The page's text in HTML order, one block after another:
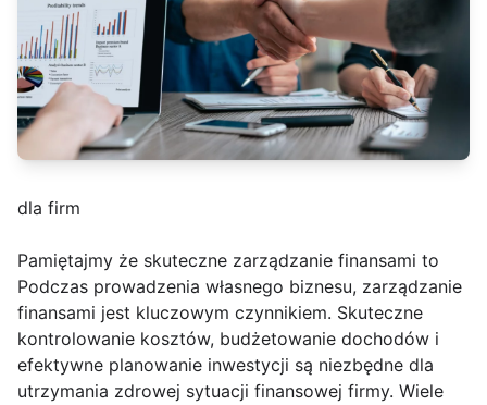
dla firm
Pamiętajmy że skuteczne zarządzanie finansami to
Podczas prowadzenia własnego biznesu, zarządzanie
finansami jest kluczowym czynnikiem. Skuteczne
kontrolowanie kosztów, budżetowanie dochodów i
efektywne planowanie inwestycji są niezbędne dla
utrzymania zdrowej sytuacji finansowej firmy. Wiele